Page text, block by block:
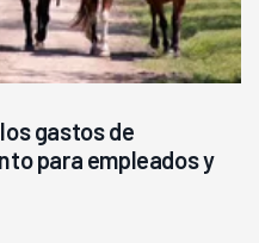
gastos de
para empleados y